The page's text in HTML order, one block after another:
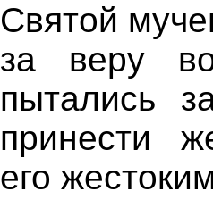
Святой
за веру
пытались
принести
его